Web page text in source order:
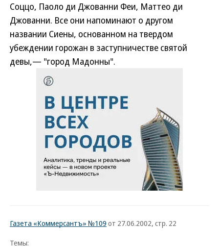
Соццо, Паоло ди Джованни Феи, Маттео ди
Джованни. Все они напоминают о другом
названии Сиены, основанном на твердом
убеждении горожан в заступничестве святой
девы,— "город Мадонны".
Газета «Коммерсантъ» №109 от 27.06.2002, стр. 22
Темы: